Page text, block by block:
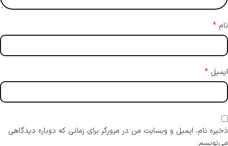
نام *
ایمیل *
ذخیره نام، ایمیل و وبسایت من در مرورگر برای زمانی که دوباره دیدگاهی
می‌نویسم.